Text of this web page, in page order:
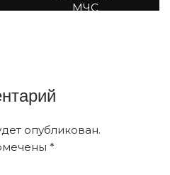
МЧС
опубликован.
*